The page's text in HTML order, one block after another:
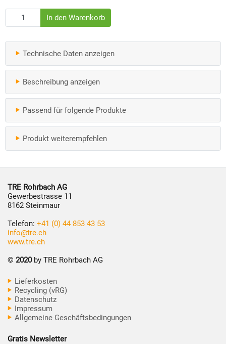
Technische Daten anzeigen
Beschreibung anzeigen
Passend für folgende Produkte
Produkt weiterempfehlen
TRE Rohrbach AG
Gewerbestrasse 11
8162 Steinmaur
Telefon: +41 (0) 44 853 43 53
info@tre.ch
www.tre.ch
© 2020by TRE Rohrbach AG
Lieferkosten
Recycling (vRG)
Datenschutz
Impressum
Allgemeine Geschäftsbedingungen
Gratis Newsletter